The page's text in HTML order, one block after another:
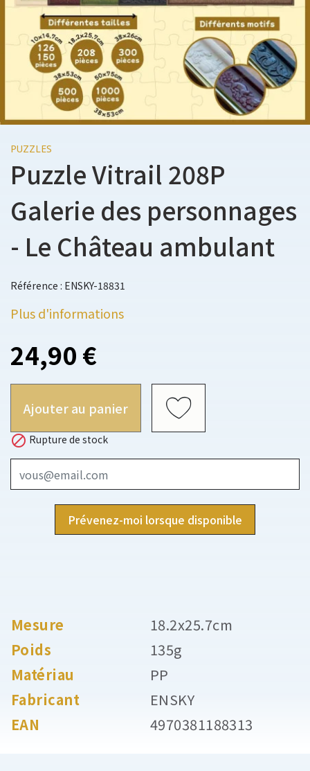
PUZZLES
Puzzle Vitrail 208P
Galerie des personnages
- Le Château ambulant
Référence : ENSKY-18831
Plus d'informations
24,90 €
Ajouter au panier
 Rupture de stock
Prévenez-moi lorsque disponible
Mesure
18.2x25.7cm
Poids
135g
Matériau
PP
Fabricant
ENSKY
EAN
4970381188313